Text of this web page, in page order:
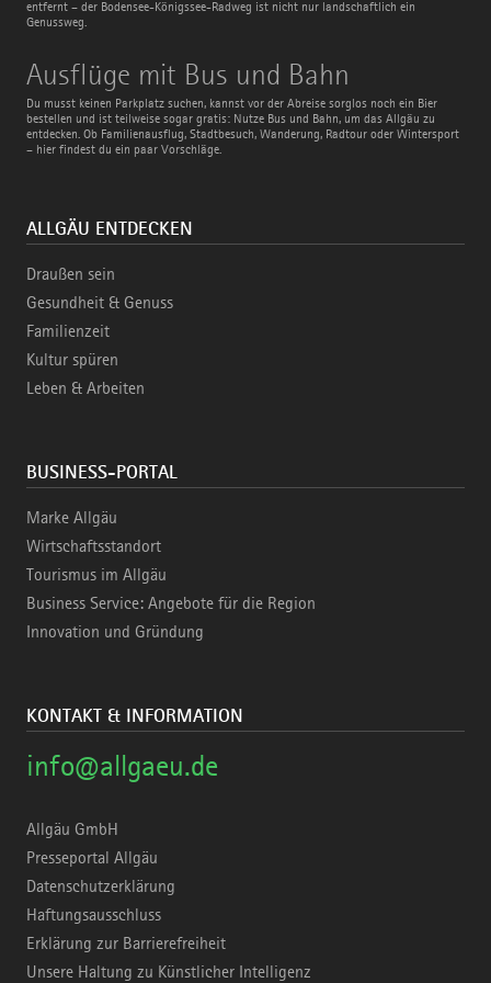
entfernt – der Bodensee-Königssee-Radweg ist nicht nur landschaftlich ein
Genussweg.
Ausflüge mit Bus und Bahn
Du musst keinen Parkplatz suchen, kannst vor der Abreise sorglos noch ein Bier
bestellen und ist teilweise sogar gratis: Nutze Bus und Bahn, um das Allgäu zu
entdecken. Ob Familienausflug, Stadtbesuch, Wanderung, Radtour oder Wintersport
– hier findest du ein paar Vorschläge.
Ausflüge
mit
Bus
und
Bahn
ALLGÄU ENTDECKEN
Draußen sein
Gesundheit & Genuss
Familienzeit
Kultur spüren
Leben & Arbeiten
BUSINESS-PORTAL
Marke Allgäu
Wirtschaftsstandort
Tourismus im Allgäu
Business Service: Angebote für die Region
Innovation und Gründung
KONTAKT & INFORMATION
info@allgaeu.de
Allgäu GmbH
Presseportal Allgäu
Datenschutzerklärung
Haftungsausschluss
Erklärung zur Barrierefreiheit
Unsere Haltung zu Künstlicher Intelligenz